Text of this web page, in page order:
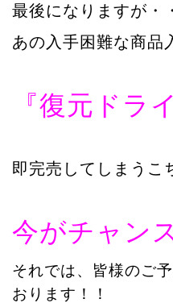
最後になりますが・
あの入手困難な商品
『復元ドラ
即完売してしまうこ
今がチャン
それでは、皆様のご
おります！！